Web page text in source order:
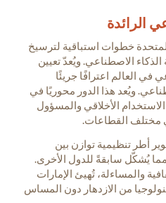
الرائدة
خطوات استباقية لترسيخ
الاصطناعي. ويُعدّ تعيين
في العالم اعترافًا جريئًا
ويُعد هذا الدور محوريًا في
الأخلاقي والمسؤول
مختلف القطاعات.
أطر تنظيمية توازن بين
مما يُشكّل سابقةً للدول الأخرى.
والمساءلة، تُهيئ الإمارات
من الازدهار دون المساس